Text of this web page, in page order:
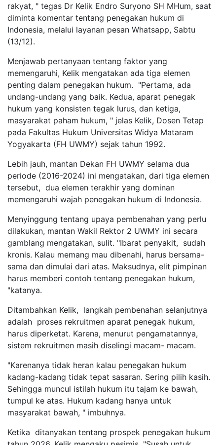
rakyat, " tegas Dr Kelik Endro Suryono SH MHum, saat
diminta komentar tentang penegakan hukum di
Indonesia, melalui layanan pesan Whatsapp, Sabtu
(13/12).
Menjawab pertanyaan tentang faktor yang
memengaruhi, Kelik mengatakan ada tiga elemen
penting dalam penegakan hukum. "Pertama, ada
undang-undang yang baik. Kedua, aparat penegak
hukum yang konsisten tegak lurus, dan ketiga,
masyarakat paham hukum, " jelas Kelik, Dosen Tetap
pada Fakultas Hukum Universitas Widya Mataram
Yogyakarta (FH UWMY) sejak tahun 1992.
Lebih jauh, mantan Dekan FH UWMY selama dua
periode (2016-2024) ini mengatakan, dari tiga elemen
tersebut, dua elemen terakhir yang dominan
memengaruhi wajah penegakan hukum di Indonesia.
Menyinggung tentang upaya pembenahan yang perlu
dilakukan, mantan Wakil Rektor 2 UWMY ini secara
gamblang mengatakan, sulit. "Ibarat penyakit, sudah
kronis. Kalau memang mau dibenahi, harus bersama-
sama dan dimulai dari atas. Maksudnya, elit pimpinan
harus memberi contoh tentang penegakan hukum,
"katanya.
Ditambahkan Kelik, langkah pembenahan selanjutnya
adalah proses rekruitmen aparat penegak hukum,
harus diperketat. Karena, menurut pengamatannya,
sistem rekruitmen masih diselingi macam- macam.
"Karenanya tidak heran kalau penegakan hukum
kadang-kadang tidak tepat sasaran. Sering pilih kasih.
Sehingga muncul istilah hukum itu tajam ke bawah,
tumpul ke atas. Hukum kadang hanya untuk
masyarakat bawah, " imbuhnya.
Ketika ditanyakan tentang prospek penegakan hukum